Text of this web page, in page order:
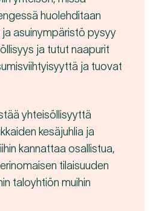
huolehditaan
asuinympäristö pysyy
ja tutut naapurit
ja tuovat
yhteisöllisyyttä
kesäjuhlia ja
kannattaa osallistua,
tilaisuuden
taloyhtiön muihin